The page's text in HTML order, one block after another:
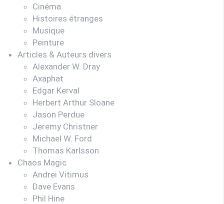
Cinéma
Histoires étranges
Musique
Peinture
Articles & Auteurs divers
Alexander W. Dray
Axaphat
Edgar Kerval
Herbert Arthur Sloane
Jason Perdue
Jeremy Christner
Michael W. Ford
Thomas Karlsson
Chaos Magic
Andrei Vitimus
Dave Evans
Phil Hine